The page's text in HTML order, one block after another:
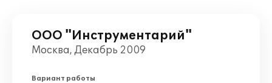
ООО "Инструментарий"
Москва, Декабрь 2009
Вариант работы